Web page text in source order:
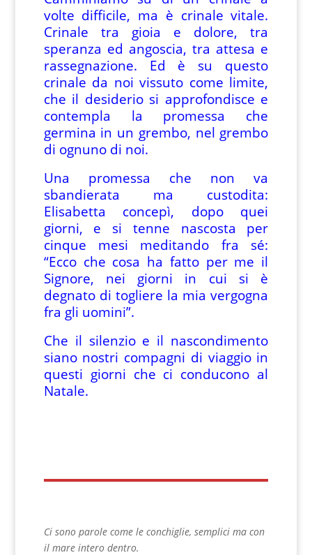
volte difficile, ma è crinale vitale.
Crinale tra gioia e dolore, tra
speranza ed angoscia, tra attesa e
rassegnazione. Ed è su questo
crinale da noi vissuto come limite,
che il desiderio si approfondisce e
contempla la promessa che
germina in un grembo, nel grembo
di ognuno di noi.
Una promessa che non va
sbandierata ma custodita:
Elisabetta concepì, dopo quei
giorni, e si tenne nascosta per
cinque mesi meditando fra sé:
“Ecco che cosa ha fatto per me il
Signore, nei giorni in cui si è
degnato di togliere la mia vergogna
fra gli uomini”.
Che il silenzio e il nascondimento
siano nostri compagni di viaggio in
questi giorni che ci conducono al
Natale.
Ci sono parole come le conchiglie, semplici ma con
il mare intero dentro.